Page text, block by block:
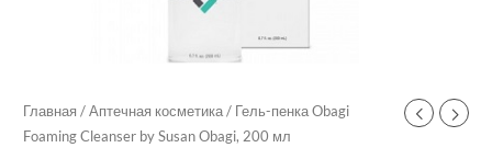
Главная /Аптечная косметика / Гель-пенка Obagi
Foaming Cleanser by Susan Obagi, 200 мл